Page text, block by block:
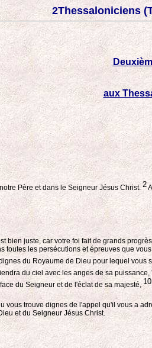
2Thessaloniciens
aux
Père et dans le Seigneur Jésus Christ. 2
bien juste, car votre foi fait de grands
les persécutions et épreuves que vous
du Royaume de Dieu pour lequel vous
du ciel avec les anges de sa puissance,
du Seigneur et de l'éclat de sa majesté,10
trouve dignes de l'appel qu'il vous a
et du Seigneur Jésus Christ.